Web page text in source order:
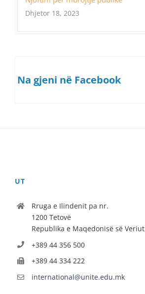
Dhjetor 18, 2023
Na gjeni në Facebook
UT
Rruga e Ilindenit pa nr.
1200 Tetovë
Republika e Maqedonisë së Veriut
+389 44 356 500
+389 44 334 222
international@unite.edu.mk